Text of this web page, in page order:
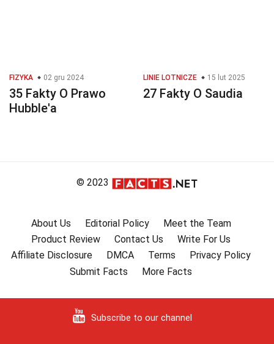
FIZYKA 02 gru 2024
35 Fakty O Prawo
Hubble'a
LINIE LOTNICZE 15 lut 2025
27 Fakty O Saudia
© 2023
About Us Editorial Policy
Meet the Team
Product Review
Contact Us
Write For Us
Affiliate Disclosure
DMCA Terms
Privacy Policy
Submit Facts
More Facts
Subscribe to our channel